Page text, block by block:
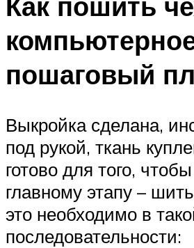
пошаговый
Выкройка сделана,
под рукой, ткань
готово для того,
главному этапу –
это необходимо в
последовательности: